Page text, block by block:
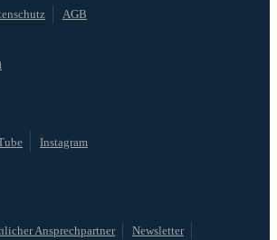
AGB
Instagram
Ansprechpartner
Newsletter